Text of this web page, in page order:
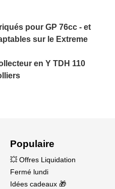
pour GP 76cc - et
sur le Extreme
en Y TDH 110
Populaire
💥 Offres Liquidation
Fermé lundi
Idées cadeaux 🎁